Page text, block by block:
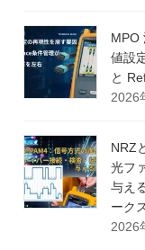
MPO
値設
と
2026
NRZ
光フ
与え
ーク
2026